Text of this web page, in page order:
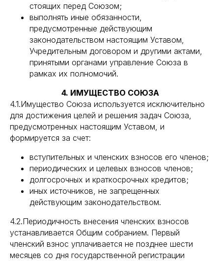
стоящих перед Союзом;
выполнять иные обязанности,
предусмотренные действующим
законодательством настоящим Уставом,
Учредительным договором и другими актами,
принятыми органами управление Союза в
рамках их полномочий.
4. ИМУЩЕСТВО СОЮЗА
4.1.Имущество Союза используется исключительно
для достижения целей и решения задач Союза,
предусмотренных настоящим Уставом, и
формируется за счет:
вступительных и членских взносов его членов;
периодических и целевых взносов членов;
долгосрочных и краткосрочных кредитов;
иных источников, не запрещенных
действующим законодательством.
4.2.Периодичность внесения членских взносов
устанавливается Общим собранием. Первый
членский взнос уплачивается не позднее шести
месяцев со дня государственной регистрации